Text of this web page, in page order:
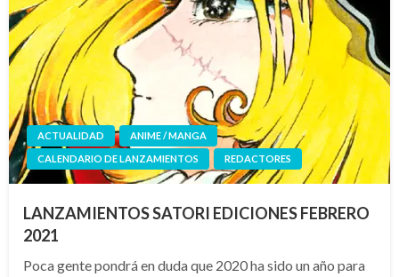
ACTUALIDAD
ANIME / MANGA
CALENDARIO DE LANZAMIENTOS
REDACTORES
LANZAMIENTOS SATORI EDICIONES FEBRERO
2021
Poca gente pondrá en duda que 2020 ha sido un año para